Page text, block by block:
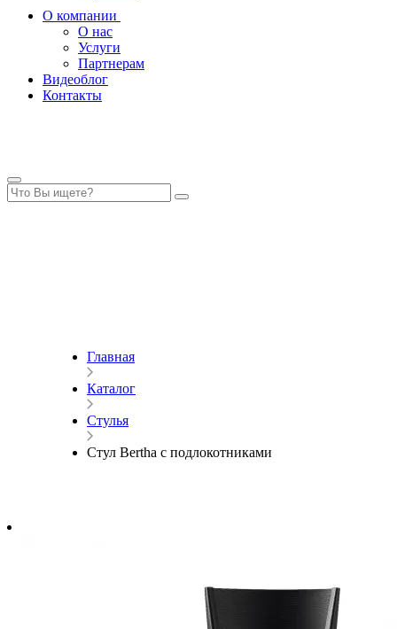
О компании
О нас
Услуги
Партнерам
Видеоблог
Контакты
Главная
Каталог
Стулья
Стул Bertha с подлокотниками